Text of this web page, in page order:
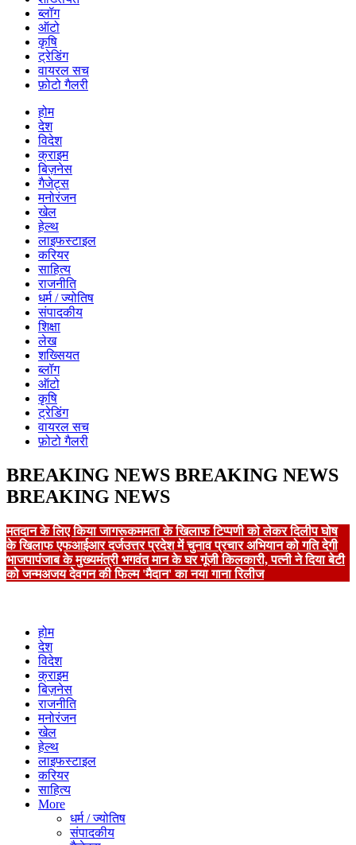
ब्लॉग
ऑटो
कृषि
ट्रेडिंग
वायरल सच
फ़ोटो गैलरी
होम
देश
विदेश
क्राइम
बिज़नेस
गैजेट्स
मनोरंजन
खेल
हेल्थ
लाइफस्टाइल
करियर
साहित्य
राजनीति
धर्म / ज्योतिष
संपादकीय
शिक्षा
लेख
शख्सियत
ब्लॉग
ऑटो
कृषि
ट्रेडिंग
वायरल सच
फ़ोटो गैलरी
BREAKING NEWS BREAKING NEWS
BREAKING NEWS
मतदान के लिए किया जागरूकममता के खिलाफ टिप्पणी को लेकर दिलीप घोष
के खिलाफ एफआईआर दर्जउत्तर प्रदेश में चुनाव प्रचार अभियान को गति देगी
भाजपापंजाब के मुख्यमंत्री भगवंत मान के घर गूंजी किलकारी, पत्नी ने दिया बेटी
को जन्मअजय देवगन की फिल्म 'मैदान' का नया गाना रिलीज
होम
देश
विदेश
क्राइम
बिज़नेस
राजनीति
मनोरंजन
खेल
हेल्थ
लाइफस्टाइल
करियर
साहित्य
More
धर्म / ज्योतिष
संपादकीय